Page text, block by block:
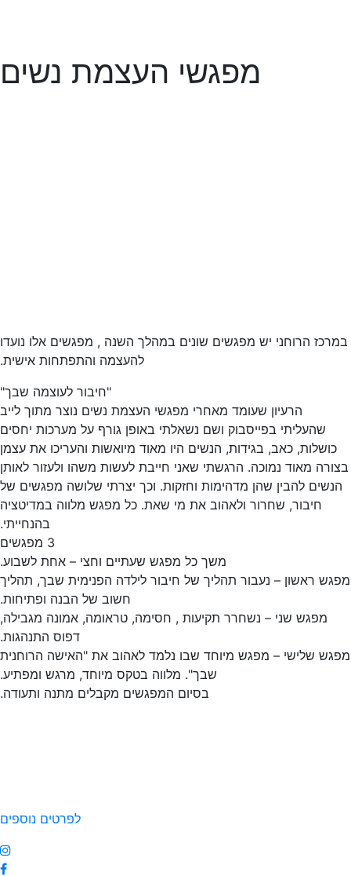
מפגשי העצמת נשים
הרוחני יש מפגשים שונים במהלך השנה , מפגשים אלו נועדו
להעצמה והתפתחות אישית.
"חיבור לעוצמה שבך"
הרעיון שעומד מאחרי מפגשי העצמת נשים נוצר מתוך לייב
שהעליתי בפייסבוק ושם נשאלתי באופן גורף על מערכות יחסים
כושלות, כאב, בגידות, הנשים היו מאוד מיואשות והעריכו את עצמן
מאוד נמוכה. הרגשתי שאני חייבת לעשות משהו ולעזור לאותן
להבין שהן מדהימות וחזקות. וכך יצרתי שלושה מפגשים של
חיבור, שחרור ולאהוב את מי שאת. כל מפגש מלווה במדיטציה
בהנחייתי.
משך כל מפגש שעתיים וחצי – אחת לשבוע.
ראשון – נעבור תהליך של חיבור לילדה הפנימית שבך, תהליך
חשוב של הבנה ופתיחות.
מפגש שני – נשחרר תקיעות , חסימה, טראומה, אמונה מגבילה,
דפוס התנהגות.
שלישי – מפגש מיוחד שבו נלמד לאהוב את "האישה הרוחנית
שבך". מלווה בטקס מיוחד, מרגש ומפתיע.
בסיום המפגשים מקבלים מתנה ותעודה.
לפרטים נוספים